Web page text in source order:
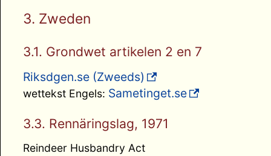
3. Zweden
3.1. Grondwet artikelen 2 en 7
Riksdgen.se (Zweeds)
wettekst Engels: Sametinget.se
3.3. Rennäringslag, 1971
Reindeer Husbandry Act